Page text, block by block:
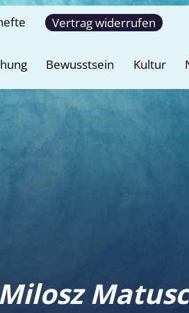
Vertrag widerrufen
Bewusstsein Kultur
Milosz